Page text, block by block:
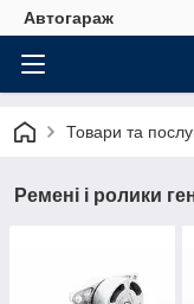
Автогараж
Товари та
Ремені і ролики